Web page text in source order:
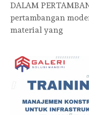
DALAM
pertambangan
material yang